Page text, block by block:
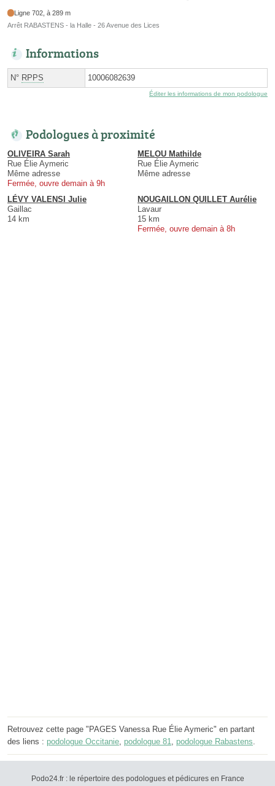
Ligne 702, à 289 m
Arrêt RABASTENS - la Halle - 26 Avenue des Lices
Informations
N° RPPS 10006082639
Éditer les informations de mon podologue
Podologues à proximité
OLIVEIRA Sarah
Rue Élie Aymeric
Même adresse
Fermée, ouvre demain à 9h
MELOU Mathilde
Rue Élie Aymeric
Même adresse
LÉVY VALENSI Julie
Gaillac
14 km
NOUGAILLON QUILLET Aurélie
Lavaur
15 km
Fermée, ouvre demain à 8h
Retrouvez cette page "PAGES Vanessa Rue Élie Aymeric" en partant
des liens : podologue Occitanie podologue 81 podologue Rabastens
Podo24.fr : le répertoire des podologues et pédicures en France